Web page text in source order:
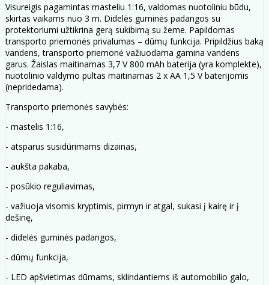
Visureigis pagamintas masteliu 1:16, valdomas nuotoliniu būdu,
skirtas vaikams nuo 3 m. Didelės guminės padangos su
protektoriumi užtikrina gerą sukibimą su žeme. Papildomas
transporto priemonės privalumas – dūmų funkcija. Pripildžius baką
vandens, transporto priemonė važiuodama gamina vandens
garus. Žaislas maitinamas 3,7 V 800 mAh baterija (yra komplekte),
nuotolinio valdymo pultas maitinamas 2 x AA 1,5 V baterijomis
(nepridedama).
Transporto priemonės savybės:
- mastelis 1:16,
- atsparus susidūrimams dizainas,
- aukšta pakaba,
- posūkio reguliavimas,
- važiuoja visomis kryptimis, pirmyn ir atgal, sukasi į kairę ir į
dešinę,
- didelės guminės padangos,
- dūmų funkcija,
- LED apšvietimas dūmams, sklindantiems iš automobilio galo,